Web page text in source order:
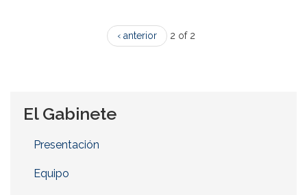
‹ anterior 2 of 2
El Gabinete
Presentación
Equipo